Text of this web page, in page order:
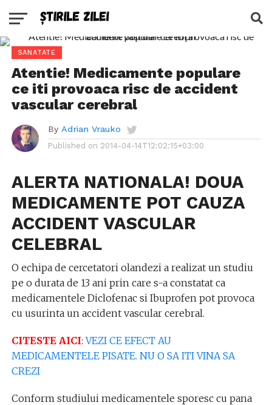
SANATATE
Atentie! Medicamente populare
ce iti provoaca risc de accident
vascular cerebral
By Adrian Vrauko
Published on 2014-04-14T12:02:15+03:00
ALERTA NATIONALA! DOUA
MEDICAMENTE POT CAUZA
ACCIDENT VASCULAR
CELEBRAL
O echipa de cercetatori olandezi a realizat un studiu
pe o durata de 13 ani prin care s-a constatat ca
medicamentele Diclofenac si Ibuprofen pot provoca
cu usurinta un accident vascular cerebral.
CITESTE AICI:VEZI CE EFECT AU
MEDICAMENTELE PISATE. NU O SA ITI VINA SA
CREZI
Conform studiului medicamentele sporesc cu pana